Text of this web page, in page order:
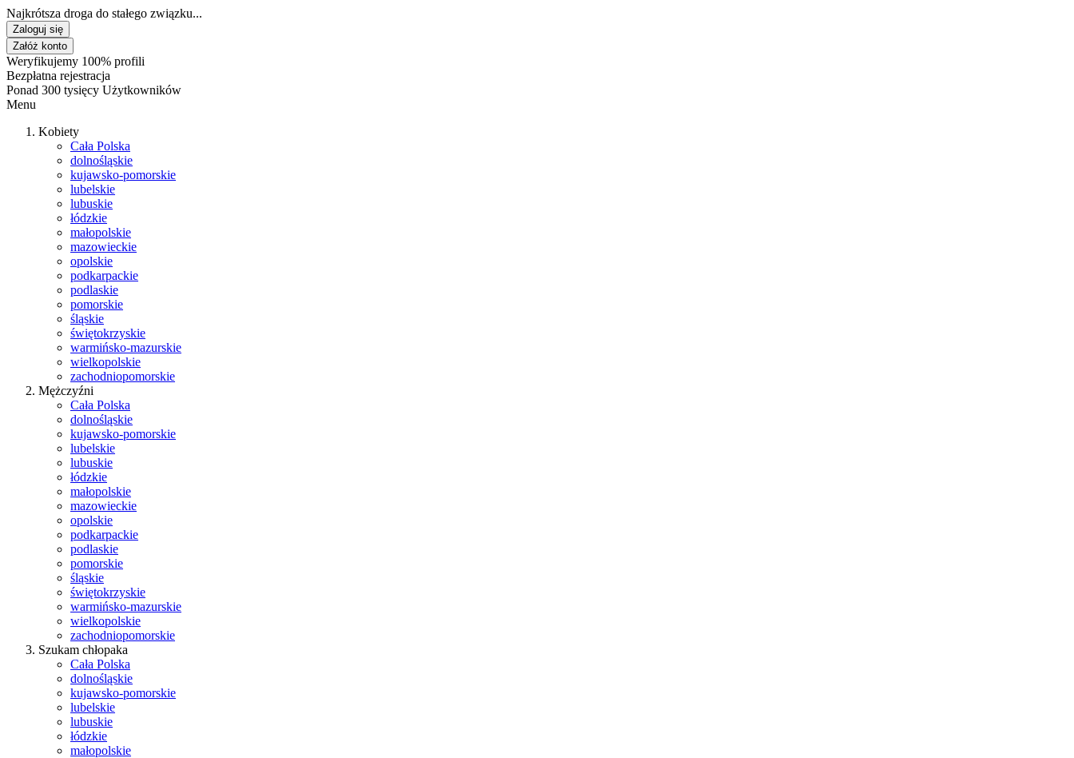
Najkrótsza droga do stałego związku...
Zaloguj się
Załóż konto
Weryfikujemy 100% profili
Bezpłatna rejestracja
Ponad 300 tysięcy Użytkowników
Menu
Kobiety
Cała Polska
dolnośląskie
kujawsko-pomorskie
lubelskie
lubuskie
łódzkie
małopolskie
mazowieckie
opolskie
podkarpackie
podlaskie
pomorskie
śląskie
świętokrzyskie
warmińsko-mazurskie
wielkopolskie
zachodniopomorskie
Mężczyźni
Cała Polska
dolnośląskie
kujawsko-pomorskie
lubelskie
lubuskie
łódzkie
małopolskie
mazowieckie
opolskie
podkarpackie
podlaskie
pomorskie
śląskie
świętokrzyskie
warmińsko-mazurskie
wielkopolskie
zachodniopomorskie
Szukam chłopaka
Cała Polska
dolnośląskie
kujawsko-pomorskie
lubelskie
lubuskie
łódzkie
małopolskie